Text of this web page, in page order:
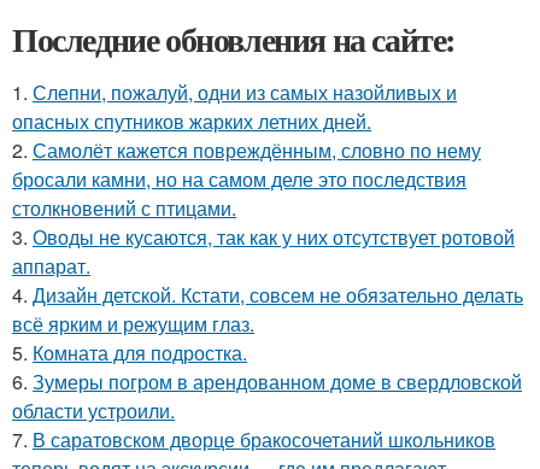
Последние обновления на сайте:
1. Слепни, пожалуй, одни из самых назойливых и
опасных спутников жарких летних дней.
2. Самолёт кажется повреждённым, словно по нему
бросали камни, но на самом деле это последствия
столкновений с птицами.
3. Оводы не кусаются, так как у них отсутствует ротовой
аппарат.
4. Дизайн детской. Кстати, совсем не обязательно делать
всё ярким и режущим глаз.
5. Комната для подростка.
6. Зумеры погром в арендованном доме в свердловской
области устроили.
7. В саратовском дворце бракосочетаний школьников